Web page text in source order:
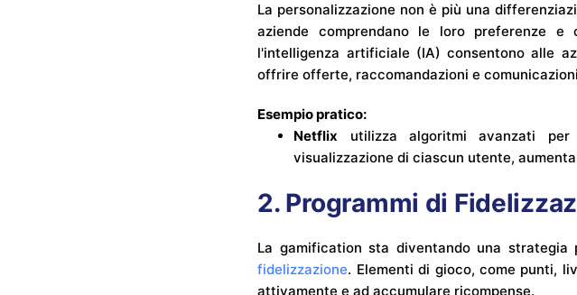
La personalizzazione non è più una
aziende comprendano le loro preferenze e
l'intelligenza artificiale (IA) consentono alle
offrire offerte, raccomandazioni e
Esempio pratico:
Netflix utilizza algoritmi avanzati
visualizzazione di ciascun utente,
2. Programmi di
La gamification sta diventando una strategia
fidelizzazione. Elementi di gioco, come punti,
attivamente e ad accumulare ricompense.